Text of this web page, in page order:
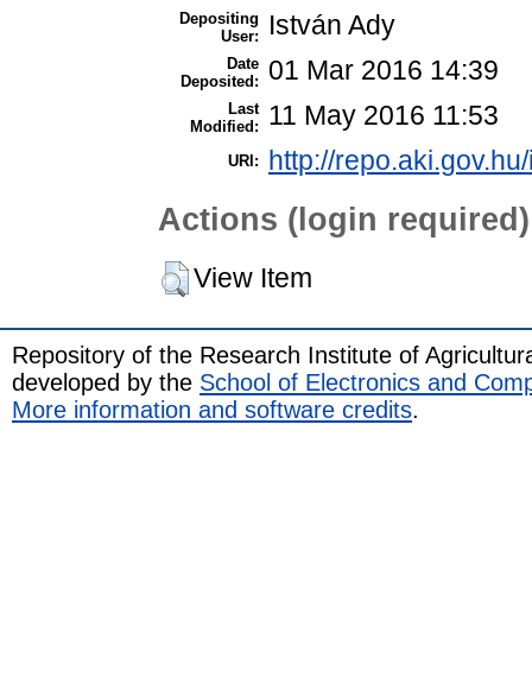
Depositing
User:
István Ady
Date
Deposited:
01 Mar 2016 14:39
Last
Modified:
11 May 2016 11:53
URI: http://
Actions (login required)
View Item
Repository of the Research Institute of
developed by the School of Electronics and
More information and software credits.